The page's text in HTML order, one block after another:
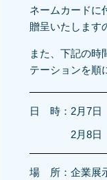
ネームカードに
贈呈いたします
また、下記の時
テーションを順
日 時： 2月7日
2月8日
場 所： 企業展